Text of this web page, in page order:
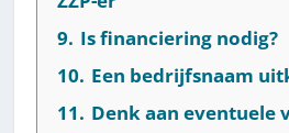
9. Is financiering nodig?
10. Een bedrijfsnaam
11. Denk aan eventuele